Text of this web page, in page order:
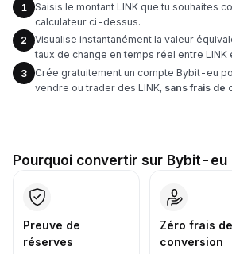
1
Saisis le montant LINK que tu souhaites
calculateur ci-dessus.
2
Visualise instantanément la valeur
taux de change en temps réel entre LINK
3
Crée gratuitement un compte Bybit-eu
vendre ou trader des LINK, sans frais de
Pourquoi convertir sur Bybit-eu
Preuve de
réserves
Zéro frais de
conversion